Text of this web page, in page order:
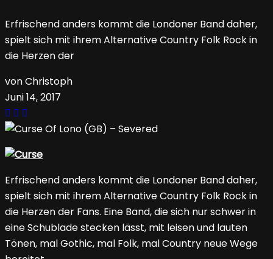
Erfrischend anders kommt die Londoner Band daher,
spielt sich mit ihrem Alternative Country Folk Rock in
die Herzen der
von Christoph
Juni 14, 2017
Erfrischend anders kommt die Londoner Band daher,
spielt sich mit ihrem Alternative Country Folk Rock in
die Herzen der Fans. Eine Band, die sich nur schwer in
eine Schublade stecken lässt, mit leisen und lauten
Tönen, mal Gothic, mal Folk, mal Country neue Wege